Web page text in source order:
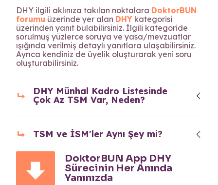
DHY ilgili aklınıza takılan noktalara DoktorBUN
forumu üzerinde yer alan DHY kategorisi
üzerinden yanıt bulabilirsiniz. İlgili kategoride
sorulmuş yüzlerce soruya ve yasa/mevzuatlar
ışığında verilmiş detaylı yanıtlara ulaşabilirsiniz.
Ayrıca kendiniz de üyelik oluşturarak yeni soru
oluşturabilirsiniz.
DHY Münhal Kadro Listesinde
Çok Az TSM Var, Neden?
TSM ve İSM'ler Aynı Şey mi?
DoktorBUN App DHY
Sürecinin Her Anında
Yanınızda